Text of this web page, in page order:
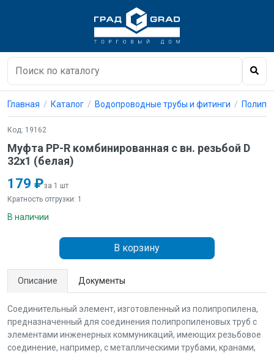
Главная Каталог Водопроводные трубы и фитинги
Код: 19162
Муфта PP-R комбинированная с вн. резьбой D
32х1 (белая)
179 ₽за 1 шт
Кратность отгрузки: 1
В наличии
В корзину
Описание Документы
Соединительный элемент, изготовленный из полипропилена,
предназначенный для соединения полипропиленовых труб с
элементами инженерных коммуникаций, имеющих резьбовое
соединение, например, с металлическими трубами, кранами,